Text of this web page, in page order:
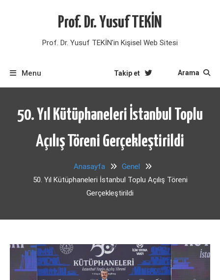
Prof. Dr. Yusuf TEKİN
Prof. Dr. Yusuf TEKİN'in Kişisel Web Sitesi
Menu Takip et Arama
50. Yıl Kütüphaneleri İstanbul Toplu
Açılış Töreni Gerçekleştirildi
Anasayfa
Genel
50. Yıl Kütüphaneleri İstanbul Toplu Açılış Töreni
Gerçekleştirildi